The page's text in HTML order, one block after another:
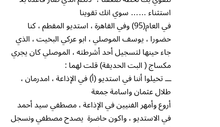
استثناء …… سوي انك تقوينا
في العام(95) وفي القاهرة ، استديو المقطم ، كنا
حضورا ، يوسف الموصلي ، ابو عركي البخيت ، الذي
جاء حينها لتسجيل أحد أشرطته ، الموصلي كان يجري
مكساج ( البت الحديقة) قلت لهما :
ـــ تخيلوا أننا في استديو (أ) في الإذاعة ، امدرمان ،
طلال عثمان واسامة جمعة
أروع وأمهر الفنيين في الإذاعة ، مصطفي سيد أحمد
في الاستديو ، واكون حاضرة يصدح مصطفي ونسجل